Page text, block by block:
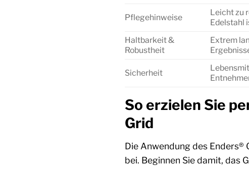
Pflegehinweise
Leicht zu
Edelstahl
Haltbarkeit &
Robustheit
Extrem
Sicherheit
So erzielen Sie
Grid
Die Anwendung des
bei. Beginnen Sie damit, das